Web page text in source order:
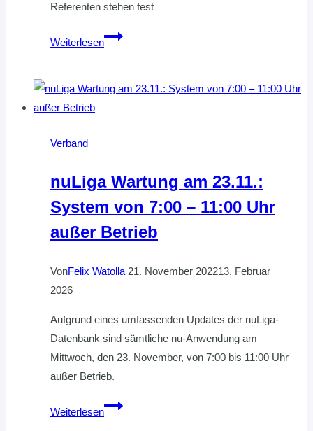
Referenten stehen fest
Weiterlesen
Engagement-
drei
Verband
nuLiga Wartung am 23.11.:
System von 7:00 – 11:00 Uhr
außer Betrieb
VonFelix Watolla 21. November 202213. Februar
2026
Aufgrund eines umfassenden Updates der nuLiga-
Datenbank sind sämtliche nu-Anwendung am
Mittwoch, den 23. November, von 7:00 bis 11:00 Uhr
außer Betrieb.
Weiterlesen
nuLiga